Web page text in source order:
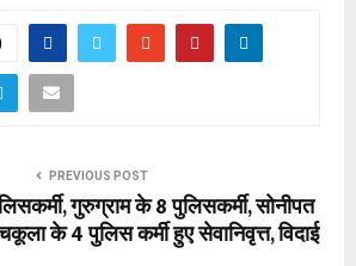
PREVIOUS POST
गुरुग्राम के 8 पुलिसकर्मी, सोनीपत
के 4 पुलिस कर्मी हुए सेवानिवृत्त, विदाई